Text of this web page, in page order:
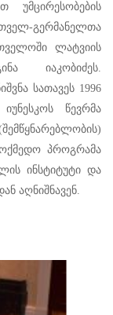
უმცირესობების
გერმანელთა
ლატვიის
იაკობიძეს.
სათავეს 1996
წევრმა
პროგრამა
ინსტიტუტი და
აღნიშნავენ.